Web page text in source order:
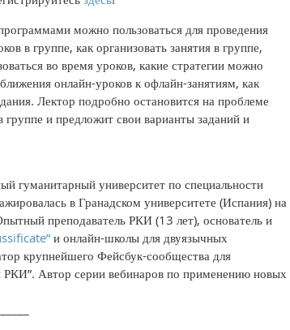
можно пользоваться для проведения
в группе, как организовать занятия в группе,
во время уроков, какие стратегии можно
онлайн-уроков к офлайн-занятиям, как
Лектор подробно остановится на проблеме
и предложит свои варианты заданий и
гуманитарный университет по специальности
в Гранадском университете (Испания) на
преподаватель РКИ (13 лет), основатель и
и онлайн-школы для двуязычных
крупнейшего Фейсбук-сообщества для
РКИ”. Автор серии вебинаров по применению новых